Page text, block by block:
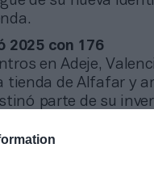
2025 con 176
en Adeje,
tienda de Alfafar y
parte de su
de su web o